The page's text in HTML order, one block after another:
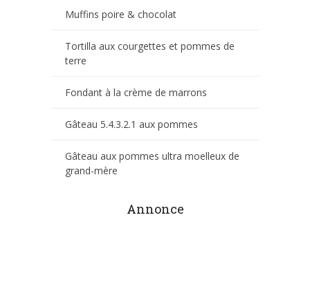
Muffins poire & chocolat
Tortilla aux courgettes et pommes de
terre
Fondant à la crème de marrons
Gâteau 5.4.3.2.1 aux pommes
Gâteau aux pommes ultra moelleux de
grand-mère
Annonce